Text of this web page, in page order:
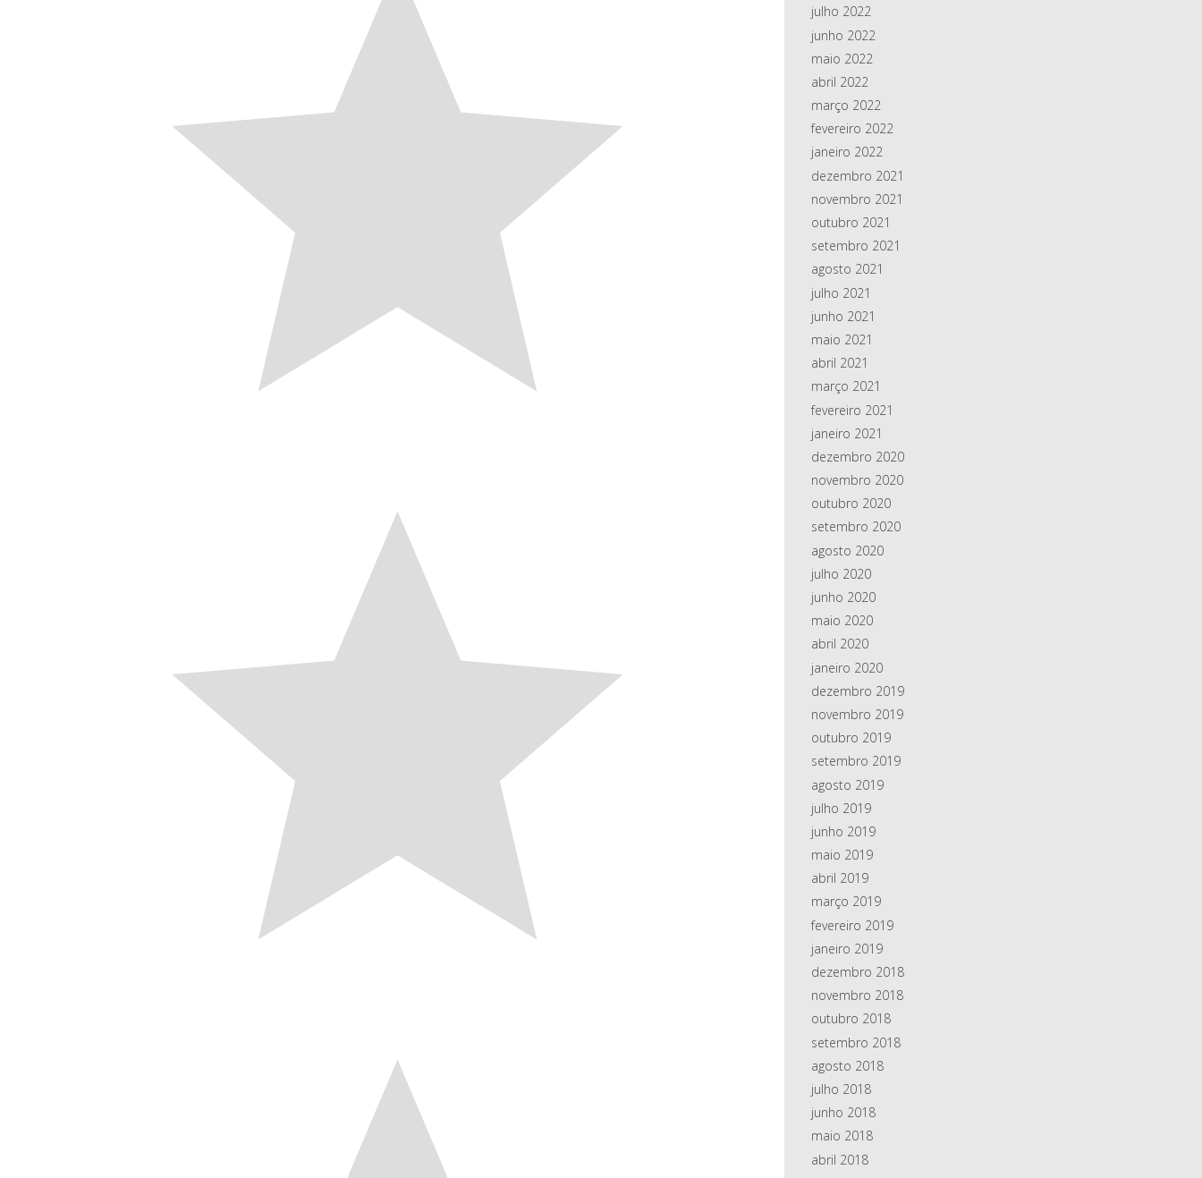
julho 2022
junho 2022
maio 2022
abril 2022
março 2022
fevereiro 2022
janeiro 2022
dezembro 2021
novembro 2021
outubro 2021
setembro 2021
agosto 2021
julho 2021
junho 2021
maio 2021
abril 2021
março 2021
fevereiro 2021
janeiro 2021
dezembro 2020
novembro 2020
outubro 2020
setembro 2020
agosto 2020
julho 2020
junho 2020
maio 2020
abril 2020
janeiro 2020
dezembro 2019
novembro 2019
outubro 2019
setembro 2019
agosto 2019
julho 2019
junho 2019
maio 2019
abril 2019
março 2019
fevereiro 2019
janeiro 2019
dezembro 2018
novembro 2018
outubro 2018
setembro 2018
agosto 2018
julho 2018
junho 2018
maio 2018
abril 2018